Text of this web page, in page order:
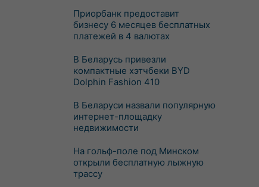
Приорбанк предоставит
бизнесу 6 месяцев бесплатных
платежей в 4 валютах
В Беларусь привезли
компактные хэтчбеки BYD
Dolphin Fashion 410
В Беларуси назвали популярную
интернет-площадку
недвижимости
На гольф-поле под Минском
открыли бесплатную лыжную
трассу